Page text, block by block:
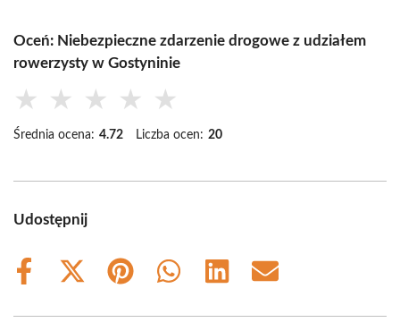
Oceń: Niebezpieczne zdarzenie drogowe z udziałem
rowerzysty w Gostyninie
★ ★ ★ ★ ★
Średnia ocena: 4.72 Liczba ocen: 20
Udostępnij
Share
Share
(Twitter)
Share
Share
Share
Share